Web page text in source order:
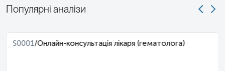
Популярні аналізи
S0001/Онлайн-консультація лікаря (гематолога)